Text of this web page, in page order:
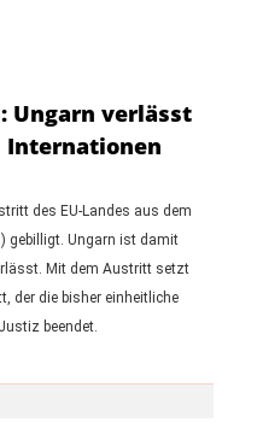
Ungarn verlässt
Internationen
des EU-Landes aus dem
gebilligt. Ungarn ist damit
Mit dem Austritt setzt
der die bisher einheitliche
beendet.